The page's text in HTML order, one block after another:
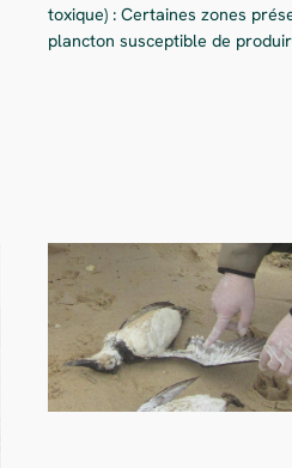
toxique) : Certaines zones
plancton susceptible de